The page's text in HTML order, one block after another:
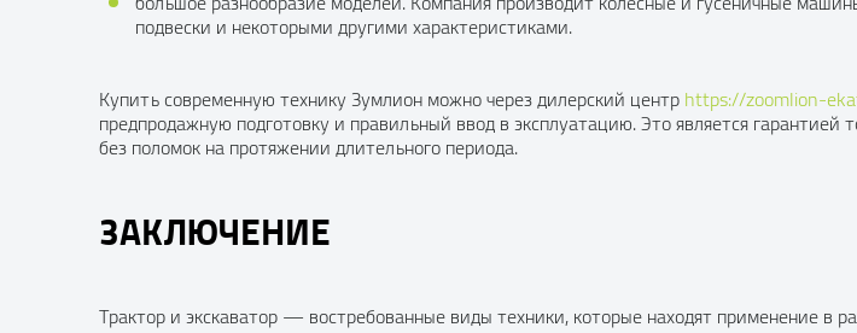
подвески и некоторыми другими характеристиками.
Купить современную технику Зумлион можно через дилерский центр https://zoomlion-
предпродажную подготовку и правильный ввод в эксплуатацию. Это является гарантией
без поломок на протяжении длительного периода.
ЗАКЛЮЧЕНИЕ
Трактор и экскаватор — востребованные виды техники, которые находят применение в